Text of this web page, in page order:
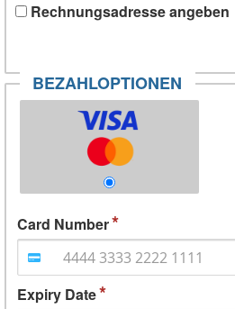
Rechnungsadresse angeben
BEZAHLOPTIONEN
Card Number
Expiry Date